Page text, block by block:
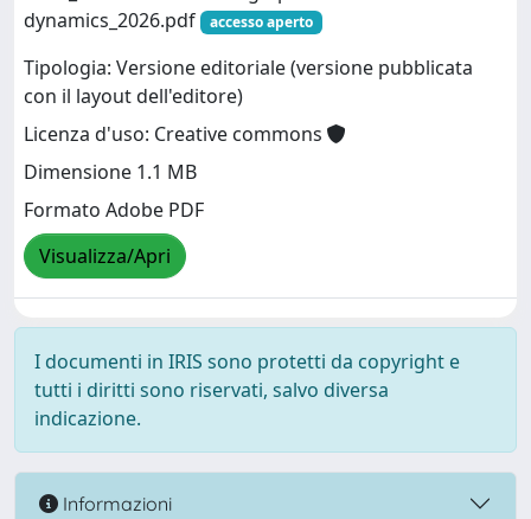
dynamics_2026.pdf
accesso aperto
Tipologia: Versione editoriale (versione pubblicata
con il layout dell'editore)
Licenza d'uso: Creative commons
Dimensione 1.1 MB
Formato Adobe PDF
Visualizza/Apri
I documenti in IRIS sono protetti da copyright e
tutti i diritti sono riservati, salvo diversa
indicazione.
Informazioni